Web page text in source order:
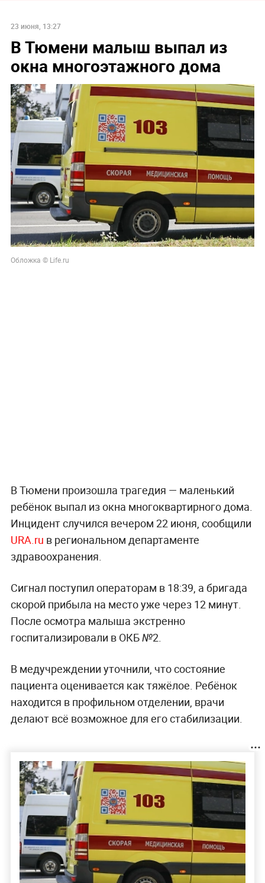
23 июня, 13:27
В Тюмени малыш выпал из
окна многоэтажного дома
Обложка © Life.ru
В Тюмени произошла трагедия — маленький
ребёнок выпал из окна многоквартирного дома.
Инцидент случился вечером 22 июня, сообщили
URA.ru в региональном департаменте
здравоохранения.
Сигнал поступил операторам в 18:39, а бригада
скорой прибыла на место уже через 12 минут.
После осмотра малыша экстренно
госпитализировали в ОКБ №2.
В медучреждении уточнили, что состояние
пациента оценивается как тяжёлое. Ребёнок
находится в профильном отделении, врачи
делают всё возможное для его стабилизации.